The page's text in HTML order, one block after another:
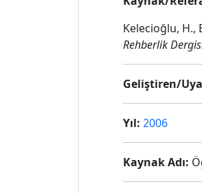
Kelecioğlu, H.,
Rehberlik
Geliştiren/
Yıl: 2006
Kaynak Adı: